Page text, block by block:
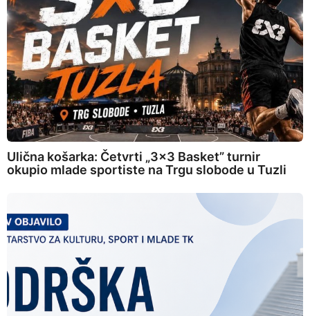
Ulična košarka: Četvrti „3×3 Basket” turnir
okupio mlade sportiste na Trgu slobode u Tuzli